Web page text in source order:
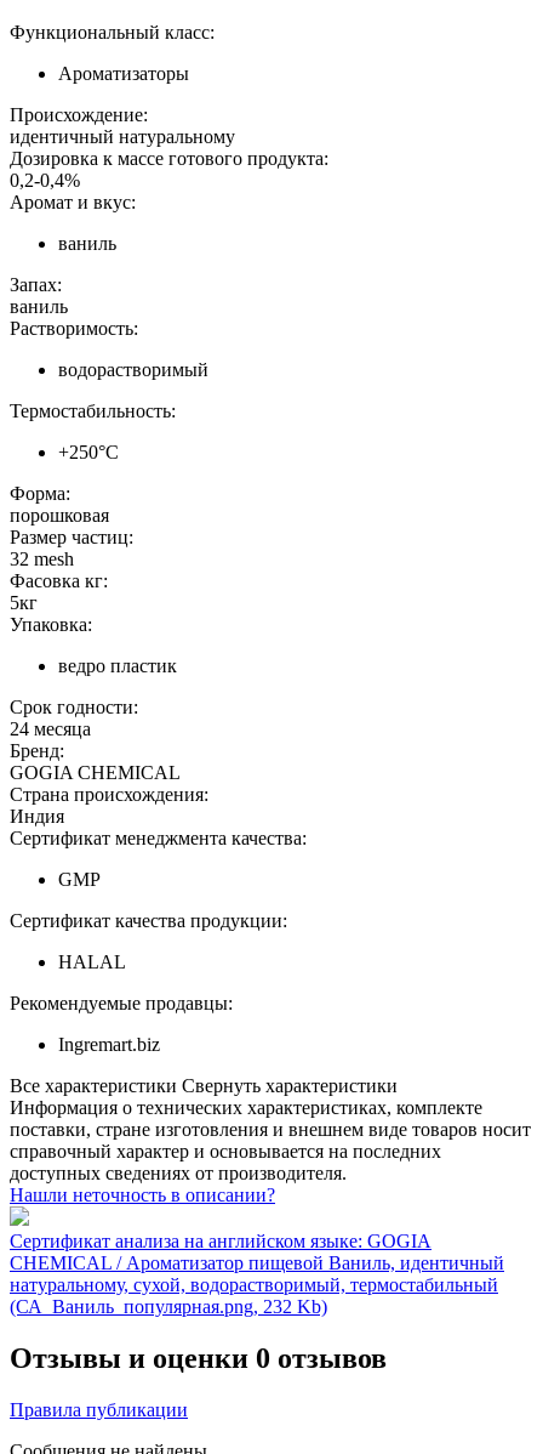
Функциональный класс:
Ароматизаторы
Происхождение:
идентичный натуральному
Дозировка к массе готового продукта:
0,2-0,4%
Аромат и вкус:
ваниль
Запах:
ваниль
Растворимость:
водорастворимый
Термостабильность:
+250°С
Форма:
порошковая
Размер частиц:
32 mesh
Фасовка кг:
5кг
Упаковка:
ведро пластик
Срок годности:
24 месяца
Бренд:
GOGIA CHEMICAL
Страна происхождения:
Индия
Сертификат менеджмента качества:
GMP
Сертификат качества продукции:
HALAL
Рекомендуемые продавцы:
Ingremart.biz
Все характеристики Свернуть характеристики
Информация о технических характеристиках, комплекте
поставки, стране изготовления и внешнем виде товаров носит
справочный характер и основывается на последних
доступных сведениях от производителя.
Нашли неточность в описании?
Сертификат анализа на английском языке: GOGIA
CHEMICAL / Ароматизатор пищевой Ваниль, идентичный
натуральному, сухой, водорастворимый, термостабильный
(СА_Ваниль_популярная.png, 232 Kb)
Отзывы и оценки 0 отзывов
Правила публикации